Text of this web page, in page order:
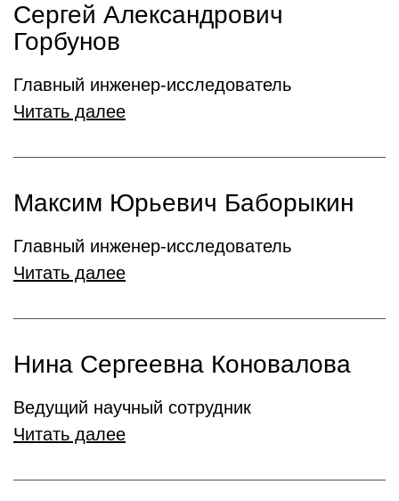
Сергей Александрович
Горбунов
Главный инженер-исследователь
Читать далее
Максим Юрьевич Баборыкин
Главный инженер-исследователь
Читать далее
Нина Сергеевна Коновалова
Ведущий научный сотрудник
Читать далее